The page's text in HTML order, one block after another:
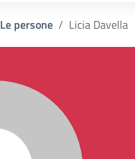
Le persone Licia Davella